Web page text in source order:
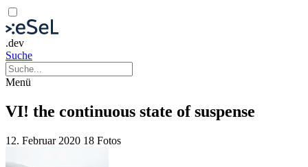
.dev
Suche
Menü
VI! the continuous state of suspense
12. Februar 2020 18 Fotos